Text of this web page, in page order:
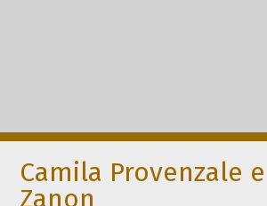
Camila Provenzale
Zanon